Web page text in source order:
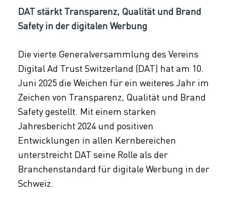
DAT stärkt Transparenz, Qualität und Brand
Safety in der digitalen Werbung
Die vierte Generalversammlung des Vereins
Digital Ad Trust Switzerland (DAT) hat am 10.
Juni 2025 die Weichen für ein weiteres Jahr im
Zeichen von Transparenz, Qualität und Brand
Safety gestellt. Mit einem starken
Jahresbericht 2024 und positiven
Entwicklungen in allen Kernbereichen
unterstreicht DAT seine Rolle als der
Branchenstandard für digitale Werbung in der
Schweiz.